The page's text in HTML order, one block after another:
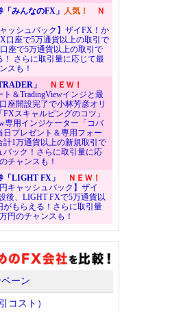
「みんなのFX」 人気！
Ｎ
ャッシュバック】ザイFX！か
口座で5万通貨以上の取引で
座で5万通貨以上の取引で
！ さらに取引量に応じて最
スも！
」
ＮＥＷ！
ト＆TradingViewインジと最
座開設完了で小林芳彦オリ
スキャルピングのコツ」
専用インジケーター「コバ
日プレゼント＆専用フォー
計1万通貨以上の新規取引で
バック！さらに取引量に応
チャンスも！
「LIGHT FX」
ＮＥＷ！
円キャッシュバック】ザイ
後、LIGHT FXで5万通貨以
がもらえる！さらに取引量
円のチャンスも！
ーン
コスト）